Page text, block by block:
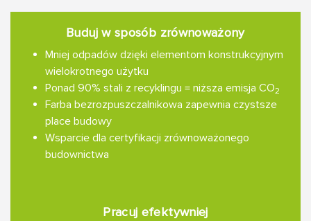
Buduj w sposób zrównoważony
Mniej odpadów dzięki elementom konstrukcyjnym
wielokrotnego użytku
Ponad 90% stali z recyklingu = niższa emisja CO2
Farba bezrozpuszczalnikowa zapewnia czystsze
place budowy
Wsparcie dla certyfikacji zrównoważonego
budownictwa
Pracuj efektywniej